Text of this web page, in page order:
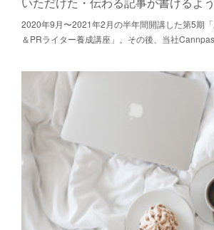
2020年9月〜2021年2月の半年間開講した第5期
＆PRライター養成講座」。その後、当社